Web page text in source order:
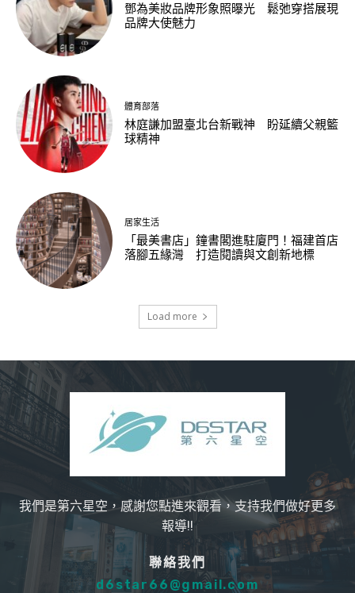
鄧為美妝品牌形象照曝光 鬆弛穿搭展現
品牌大使魅力
體育部落
林庭謙加盟臺北台新戰神 盼延續父親籃
球精神
居家生活
「最美書店」鐘書閣進駐廈門！福建首店
落腳五緣灣 打造閱讀與文創新地標
Load more
我們是第六星空，感謝您點進來觀看，支持我們做好更多
報導!!
聯絡我們
d6star66@gmail.com